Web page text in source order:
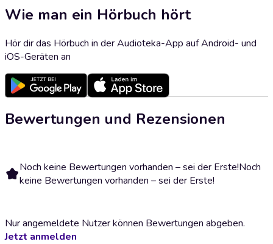
Wie man ein Hörbuch hört
Hör dir das Hörbuch in der Audioteka-App auf Android- und
iOS-Geräten an
Bewertungen und Rezensionen
Noch keine Bewertungen vorhanden – sei der Erste!Noch
keine Bewertungen vorhanden – sei der Erste!
Nur angemeldete Nutzer können Bewertungen abgeben.
Jetzt anmelden